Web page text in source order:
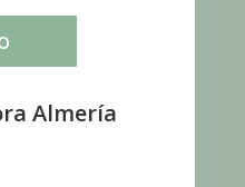
Almería